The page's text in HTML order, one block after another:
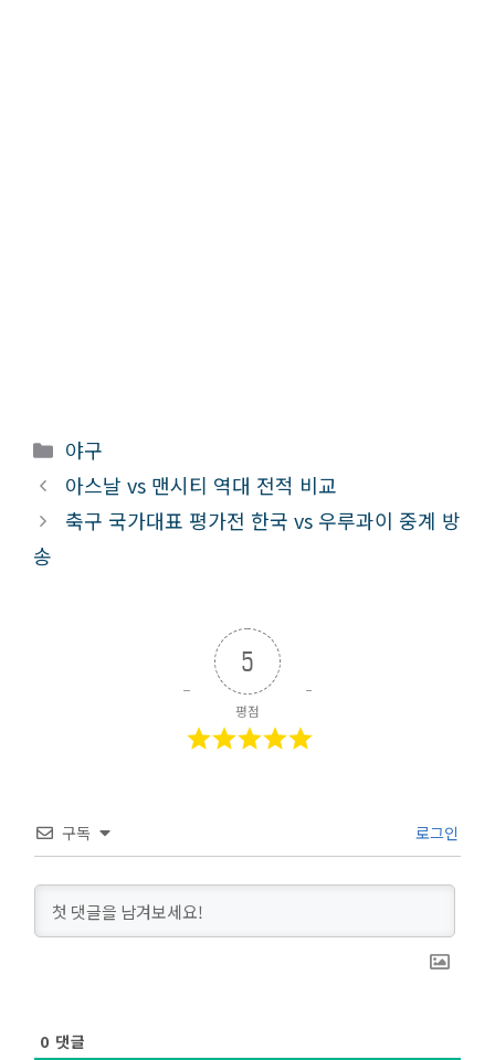
카
테
고
리
야구
아스날 vs 맨시티 역대 전적 비교
축구 국가대표 평가전 한국 vs 우루과이 중계 방
송
5
평점
구독 로그인
0 댓글